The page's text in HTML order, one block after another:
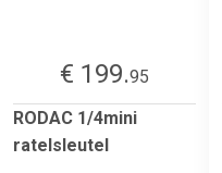
€ 199.95
RODAC 1/4mini
ratelsleutel